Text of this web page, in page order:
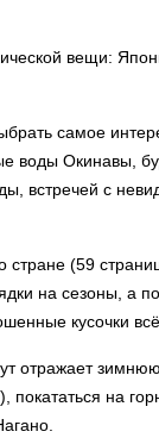
вещи:
самое
воды Окинавы,
встречей с
стране (59
на сезоны, а
кусочки
отражает
покататься на